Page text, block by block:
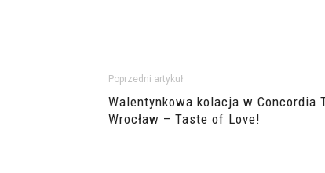
Poprzedni artykuł
Walentynkowa kolacja w Concordia
Wrocław – Taste of Love!